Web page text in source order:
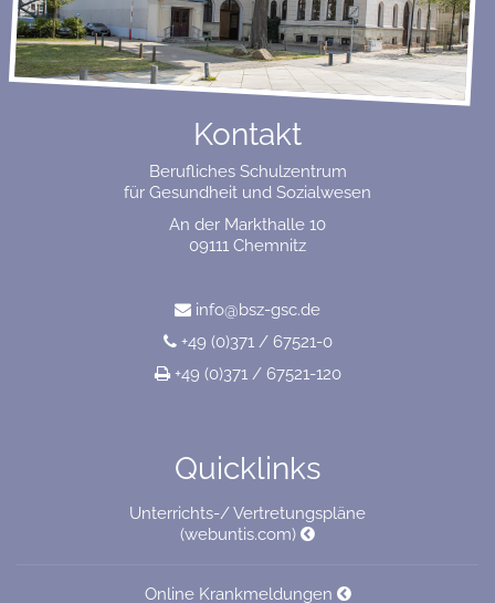
Kontakt
Berufliches Schulzentrum
für Gesundheit und Sozialwesen
An der Markthalle 10
09111 Chemnitz
info@bsz-gsc.de
+49 (0)371 / 67521-0
+49 (0)371 / 67521-120
Quicklinks
Unterrichts-/ Vertretungspläne
(webuntis.com)
Online Krankmeldungen